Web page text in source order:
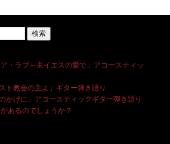
ア・ラブ～主イエスの愛で」アコースティッ
ト教会の主よ」ギター弾き語り
かげに」アコースティックギター弾き語り
あるのでしょうか？